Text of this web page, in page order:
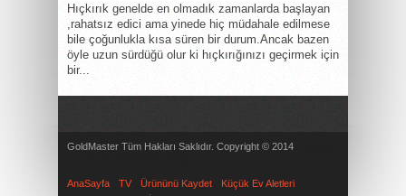
Hıçkırık genelde en olmadık zamanlarda başlayan
,rahatsız edici ama yinede hiç müdahale edilmese
bile çoğunlukla kısa süren bir durum.Ancak bazen
öyle uzun sürdüğü olur ki hıçkırığınızı geçirmek için
bir...
GoldMaster Tüm Hakları Saklıdır. Copyright © 2014
AnaSayfa TV Ürününü Kaydet
Küçük Ev Aletleri